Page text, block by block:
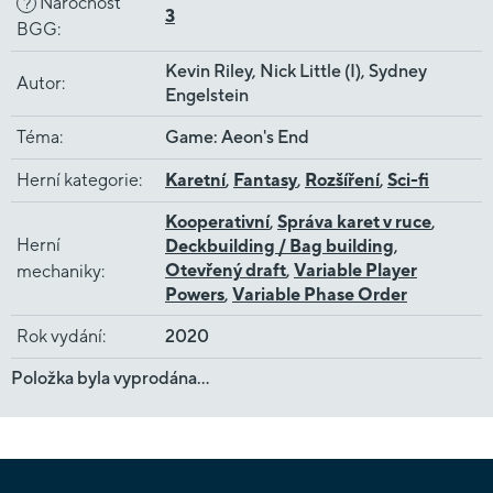
?
BGG:
3
Autor:
Kevin Riley, Nick Little (I), Sydney
Engelstein
Téma: Game: Aeon's End
Herní kategorie: Karetní, Fantasy, Rozšíření, Sci-fi
Herní
mechaniky:
Kooperativní, Správa karet v ruce,
Deckbuilding / Bag building,
Otevřený draft, Variable Player
Powers, Variable Phase Order
Rok vydání:
2020
Položka byla vyprodána…